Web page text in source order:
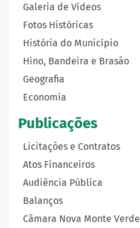
Galeria de Vídeos
Fotos Históricas
História do Município
Hino, Bandeira e Brasão
Geografia
Economia
Publicações
Licitações e Contratos
Atos Financeiros
Audiência Pública
Balanços
Câmara Nova Monte Verde